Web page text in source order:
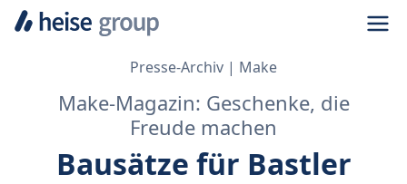
Presse-Archiv
Make
Make-Magazin: Geschenke, die
Freude machen
Bausätze für Bastler